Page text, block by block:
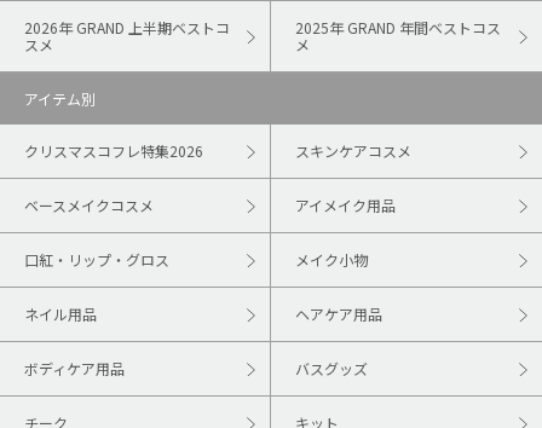
2026年 GRAND 上半期ベストコ
スメ
2025年 GRAND 年間ベストコス
メ
アイテム別
クリスマスコフレ特集2026 スキンケアコスメ
ベースメイクコスメ アイメイク用品
口紅・リップ・グロス メイク小物
ネイル用品 ヘアケア用品
ボディケア用品 バスグッズ
チーク キット